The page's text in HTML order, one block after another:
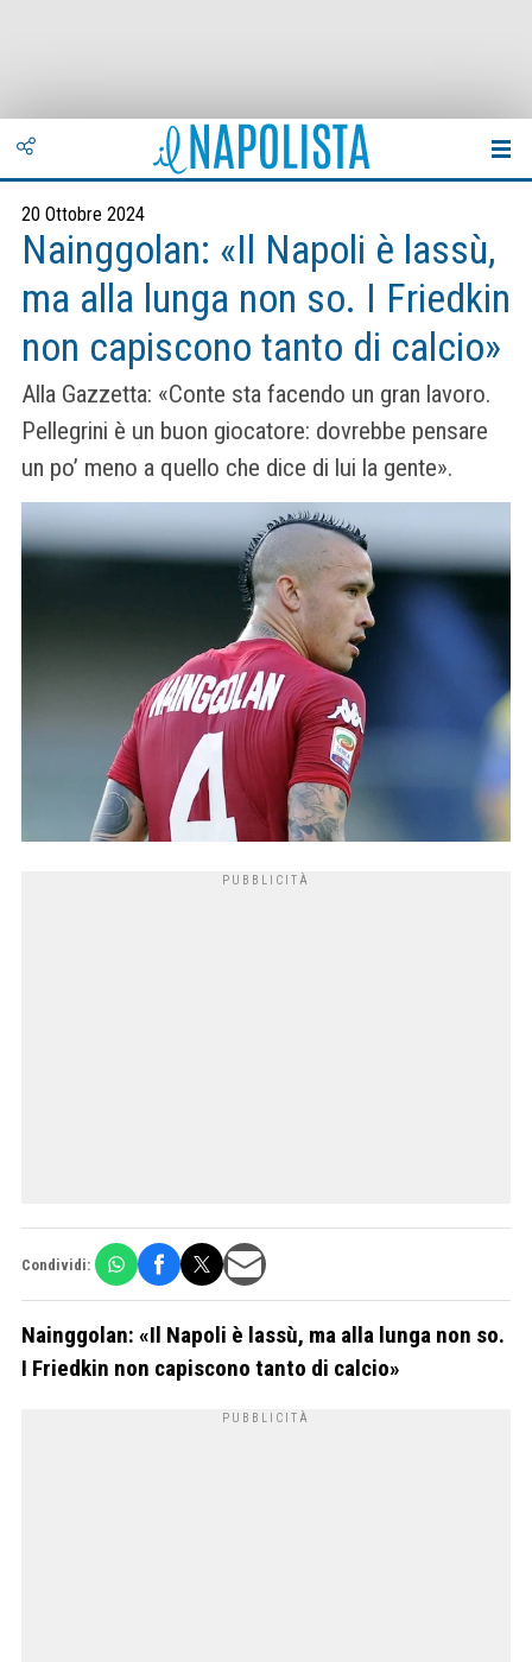
20 Ottobre 2024
Nainggolan: «Il Napoli è lassù,
ma alla lunga non so. I Friedkin
non capiscono tanto di calcio»
Alla Gazzetta: «Conte sta facendo un gran lavoro.
Pellegrini è un buon giocatore: dovrebbe pensare
un po’ meno a quello che dice di lui la gente».
Condividi:
Nainggolan: «Il Napoli è lassù, ma alla lunga non so.
I Friedkin non capiscono tanto di calcio»